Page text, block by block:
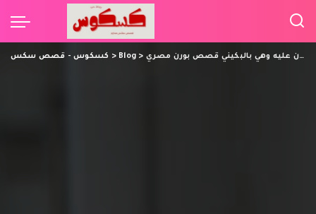
كسكوس - قصص سكس > Blog> جسد اخته العاري اشهى كثيرا مما كان عليه وهي بالبكيني قصص بورن مصري